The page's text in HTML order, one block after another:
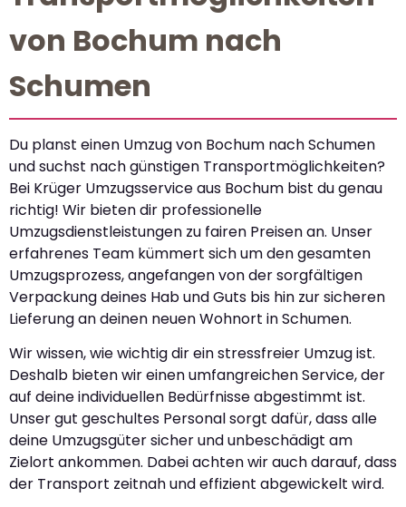
von Bochum nach
Schumen
Du planst einen Umzug von Bochum nach Schumen
und suchst nach günstigen Transportmöglichkeiten?
Bei Krüger Umzugsservice aus Bochum bist du genau
richtig! Wir bieten dir professionelle
Umzugsdienstleistungen zu fairen Preisen an. Unser
erfahrenes Team kümmert sich um den gesamten
Umzugsprozess, angefangen von der sorgfältigen
Verpackung deines Hab und Guts bis hin zur sicheren
Lieferung an deinen neuen Wohnort in Schumen.
Wir wissen, wie wichtig dir ein stressfreier Umzug ist.
Deshalb bieten wir einen umfangreichen Service, der
auf deine individuellen Bedürfnisse abgestimmt ist.
Unser gut geschultes Personal sorgt dafür, dass alle
deine Umzugsgüter sicher und unbeschädigt am
Zielort ankommen. Dabei achten wir auch darauf, dass
der Transport zeitnah und effizient abgewickelt wird.